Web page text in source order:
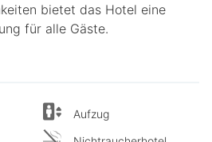
bietet das Hotel eine
für alle Gäste.
Aufzug